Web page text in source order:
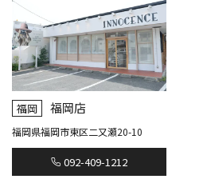
福岡 福岡店
福岡県福岡市東区二又瀬20-10
092-409-1212